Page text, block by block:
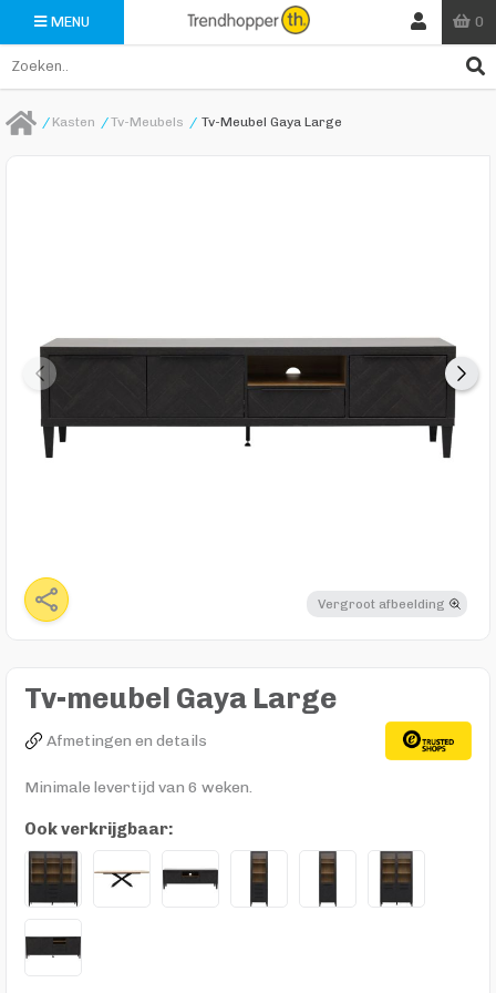
MENU 0
/ Kasten /Tv-Meubels / Tv-Meubel Gaya Large
Vergroot afbeelding
Tv-meubel Gaya Large
Afmetingen en details
Minimale levertijd van 6 weken.
Ook verkrijgbaar: